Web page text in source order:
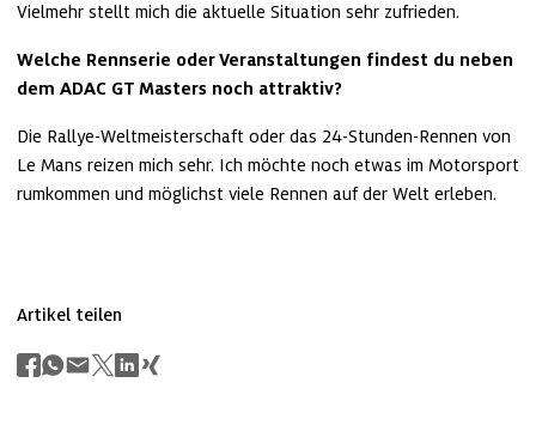
Vielmehr stellt mich die aktuelle Situation sehr zufrieden.
Welche Rennserie oder Veranstaltungen findest du neben
dem ADAC GT Masters noch attraktiv?
Die Rallye-Weltmeisterschaft oder das 24-Stunden-Rennen von
Le Mans reizen mich sehr. Ich möchte noch etwas im Motorsport
rumkommen und möglichst viele Rennen auf der Welt erleben.
Artikel teilen